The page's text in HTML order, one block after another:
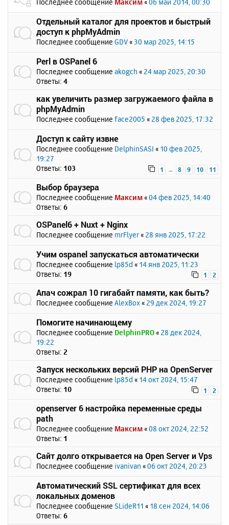
Последнее сообщение Максим «06 май 2014, 00:30
Отдельный каталог для проектов и быстрый
доступ к phpMyAdmin
Последнее сообщение GDV « 30 мар 2025, 14:15
Perl в OSPanel 6
Последнее сообщение akogch « 24 мар 2025, 20:30
Ответы: 4
как увеличить размер загружаемого файла в
phpMyAdmin
Последнее сообщение face2005 « 28 фев 2025, 17:32
Доступ к сайту извне
Последнее сообщение DelphinSASI « 10 фев 2025,
19:27
Ответы: 103 1 8 9 10 11
Выбор браузера
Последнее сообщение Максим «04 фев 2025, 14:40
Ответы: 6
OSPanel6 + Nuxt + Nginx
Последнее сообщение mrFlyer « 28 янв 2025, 17:22
Учим ospanel запускаться автоматически
Последнее сообщение lp85d « 14 янв 2025, 11:23
Ответы: 19 1 2
Апач сожрал 10 гигабайт памяти, как быть?
Последнее сообщение AlexBox « 29 дек 2024, 19:27
Помогите начинающему
Последнее сообщение DelphinPRO « 28 дек 2024,
19:22
Ответы: 2
Запуск нескольких версий PHP на OpenServer
Последнее сообщение lp85d « 14 окт 2024, 15:47
Ответы: 10 1 2
openserver 6 настройка переменные среды
path
Последнее сообщение Максим «08 окт 2024, 22:52
Ответы: 1
Сайт долго открывается на Open Server и Vps
Последнее сообщение ivanivan «06 окт 2024, 20:23
Автоматический SSL сертификат для всех
локальных доменов
Последнее сообщение SLideR11 « 18 сен 2024, 14:06
Ответы: 6